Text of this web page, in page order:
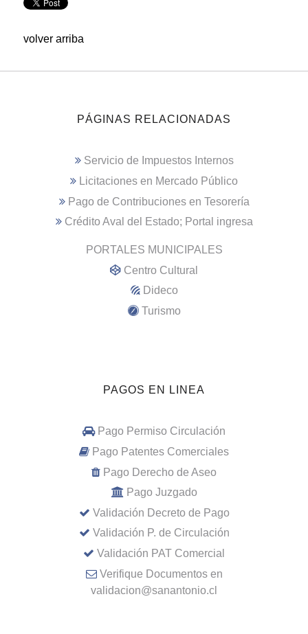
volver arriba
PÁGINAS RELACIONADAS
Servicio de Impuestos Internos
Licitaciones en Mercado Público
Pago de Contribuciones en Tesorería
Crédito Aval del Estado; Portal ingresa
PORTALES MUNICIPALES
Centro Cultural
Dideco
Turismo
PAGOS EN LINEA
Pago Permiso Circulación
Pago Patentes Comerciales
Pago Derecho de Aseo
Pago Juzgado
Validación Decreto de Pago
Validación P. de Circulación
Validación PAT Comercial
Verifique Documentos en
validacion@sanantonio.cl